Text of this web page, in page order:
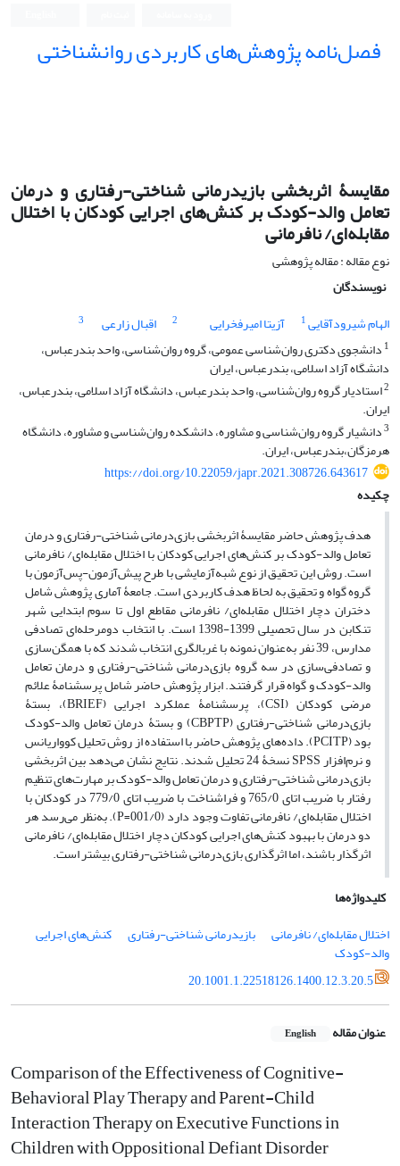
فصل‌نامه پژوهش‌های کاربردی روانشناختی
مقایسۀ اثربخشی بازیدرمانی شناختی-رفتاری و درمان
تعامل والد-کودک بر کنش‌های اجرایی کودکان با اختلال
مقابله‌ای/ نافرمانی
نوع مقاله : مقاله پژوهشی
نویسندگان
الهام شیرودآقایی1 آزیتا امیرفخرایی 2 اقبال زارعی
3
1 دانشجوی دکتری روان‌شناسی عمومی، گروه روان‌شناسی، واحد بندرعباس،
دانشگاه آزاد اسلامی، بندرعباس، ایران
2استادیار گروه روان‌شناسی، واحد بندرعباس، دانشگاه آزاد اسلامی، بندرعباس،
ایران.
3دانشیار گروه روان‌شناسی و مشاوره، دانشکده روان‌شناسی و مشاوره، دانشگاه
هرمزگان،بندرعباس، ایران.
https://doi.org/10.22059/japr.2021.308726.643617
چکیده
هدف پژوهش حاضر مقایسۀ اثربخشی بازی‌درمانی شناختی-رفتاری و درمان
تعامل والد-کودک بر کنش‌های اجرایی کودکان با اختلال مقابله‌ای/ نافرمانی
است. روش این تحقیق از نوع شبه‌آزمایشی با طرح پیش‌آزمون-پس‌آزمون با
گروه گواه و تحقیق به لحاظ هدف کاربردی است. جامعۀ آماری پژوهش شامل
دختران دچار اختلال مقابله‌ای/ نافرمانی مقاطع اول تا سوم ابتدایی شهر
تنکابن در سال تحصیلی 1399-1398 است. با انتخاب دومرحله‌ای تصادفی
مدارس، 39 نفر به‌عنوان نمونه با غربالگری انتخاب شدند که با همگن‌سازی
و تصادفی‌سازی در سه گروه بازی‌درمانی شناختی-رفتاری و درمان تعامل
والد-کودک و گواه قرار گرفتند. ابزار پژوهش حاضر شامل پرسشنامۀ علائم
مرضی کودکان (CSI)، پرسشنامۀ عملکرد اجرایی (BRIEF)، بستۀ
بازی‌درمانی شناختی-رفتاری (CBPTP) و بستۀ درمان تعامل والد-کودک
بود (PCITP). داده‌های پژوهش حاضر با استفاده از روش تحلیل کوواریانس
و نرم‌افزار SPSS نسخۀ 24 تحلیل شدند. نتایج نشان می‌دهد بین اثربخشی
بازی‌درمانی شناختی-رفتاری و درمان تعامل والد-کودک بر مهارت‌های تنظیم
رفتار با ضریب اتای 765/0 و فراشناخت با ضریب اتای 779/0 در کودکان با
اختلال مقابله‌ای/ نافرمانی تفاوت وجود دارد (001/0=P). به‌نظر می‌رسد هر
دو درمان با بهبود کنش‌های اجرایی کودکان دچار اختلال مقابله‌ای/ نافرمانی
اثرگذار باشند، اما اثرگذاری بازی‌درمانی شناختی-رفتاری بیشتر است.
کلیدواژه‌ها
اختلال مقابله‌ای/ نافرمانی
بازیدرمانی شناختی-رفتاری کنش‌های اجرایی
والد-کودک
20.1001.1.22518126.1400.12.3.20.5
عنوان مقاله English
Comparison of the Effectiveness of Cognitive-
Behavioral Play Therapy and Parent-Child
Interaction Therapy on Executive Functions in
Children with Oppositional Defiant Disorder